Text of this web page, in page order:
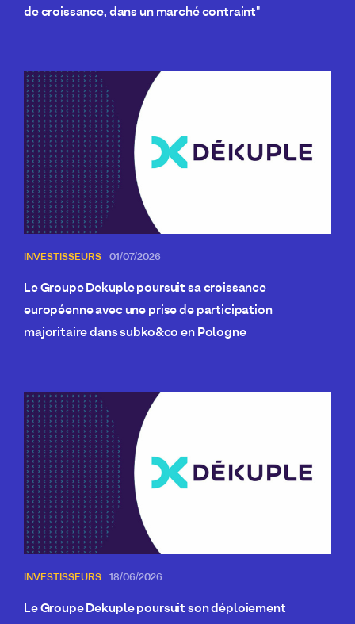
de croissance, dans un marché contraint"
INVESTISSEURS 01/07/2026
Le Groupe Dekuple poursuit sa croissance
européenne avec une prise de participation
majoritaire dans subko&co en Pologne
INVESTISSEURS 18/06/2026
Le Groupe Dekuple poursuit son déploiement